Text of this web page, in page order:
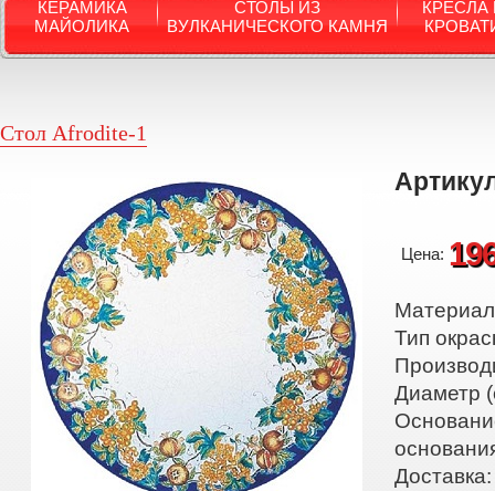
КЕРАМИКА
МАЙОЛИКА
СТОЛЫ ИЗ
ВУЛКАНИЧЕСКОГО КАМНЯ
КРЕСЛА
Стол Afrodite-1
Цена:
Тип
Диаметр